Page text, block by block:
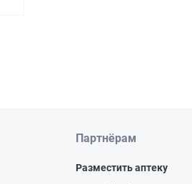
Партнёрам
Разместить аптеку